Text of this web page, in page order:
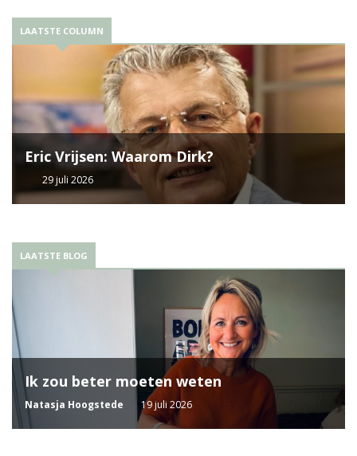
LAATSTE COLUMN
Eric Vrijsen: Waarom Dirk?
29 juli 2026
LAATSTE BLOG
Ik zou beter moeten weten
Natasja Hoogstede 19 juli 2026